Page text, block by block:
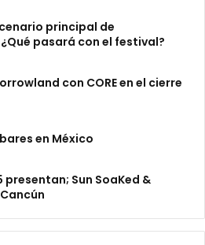
principal de
pasará con el festival?
con CORE en el cierre
en México
Sun SoaKed &